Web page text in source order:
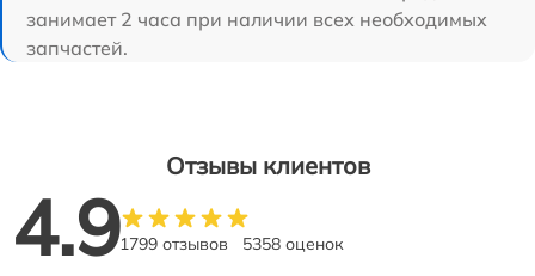
занимает 2 часа при наличии всех необходимых
запчастей.
Отзывы клиентов
4.91799 отзывов 5358 оценок